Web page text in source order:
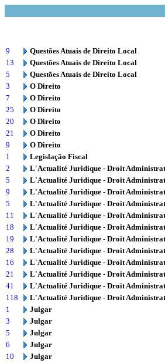
9
Questões Atuais de Direito Local
13
Questões Atuais de Direito Local
5
Questões Atuais de Direito Local
3
O Direito
7
O Direito
25
O Direito
20
O Direito
21
O Direito
9
O Direito
1
Legislação Fiscal
2
L'Actualité Juridique - Droit
5
L'Actualité Juridique - Droit
9
L'Actualité Juridique - Droit
5
L'Actualité Juridique - Droit
11
L'Actualité Juridique - Droit
18
L'Actualité Juridique - Droit
19
L'Actualité Juridique - Droit
28
L'Actualité Juridique - Droit
16
L'Actualité Juridique - Droit
21
L'Actualité Juridique - Droit
41
L'Actualité Juridique - Droit
118
L'Actualité Juridique - Droit
1
Julgar
3
Julgar
5
Julgar
6
Julgar
10
Julgar